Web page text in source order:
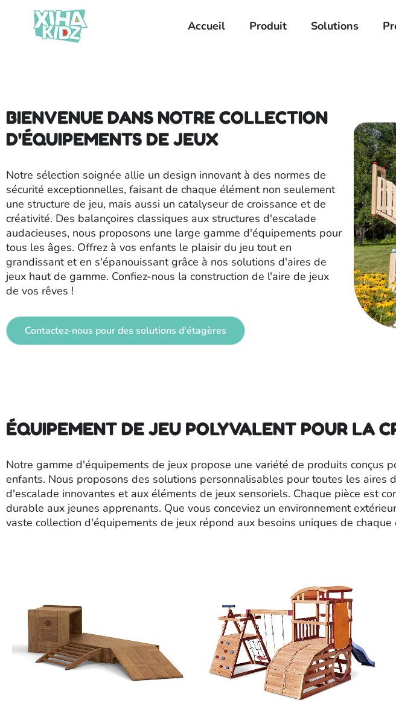
Accueil Produit Solutions
BIENVENUE DANS NOTRE COLLECTION
D'ÉQUIPEMENTS DE JEUX
Notre sélection soignée allie un design innovant à des normes de
sécurité exceptionnelles, faisant de chaque élément non seulement
une structure de jeu, mais aussi un catalyseur de croissance et de
créativité. Des balançoires classiques aux structures d'escalade
audacieuses, nous proposons une large gamme d'équipements pour
tous les âges. Offrez à vos enfants le plaisir du jeu tout en
grandissant et en s'épanouissant grâce à nos solutions d'aires de
jeux haut de gamme. Confiez-nous la construction de l'aire de jeux
de vos rêves !
Contactez-nous pour des solutions d'étagères
ÉQUIPEMENT DE JEU POLYVALENT POUR LA
Notre gamme d'équipements de jeux propose une variété de produits conçus
enfants. Nous proposons des solutions personnalisables pour toutes les
d'escalade innovantes et aux éléments de jeux sensoriels. Chaque pièce est
durable aux jeunes apprenants. Que vous conceviez un environnement
vaste collection d'équipements de jeux répond aux besoins uniques de chaque